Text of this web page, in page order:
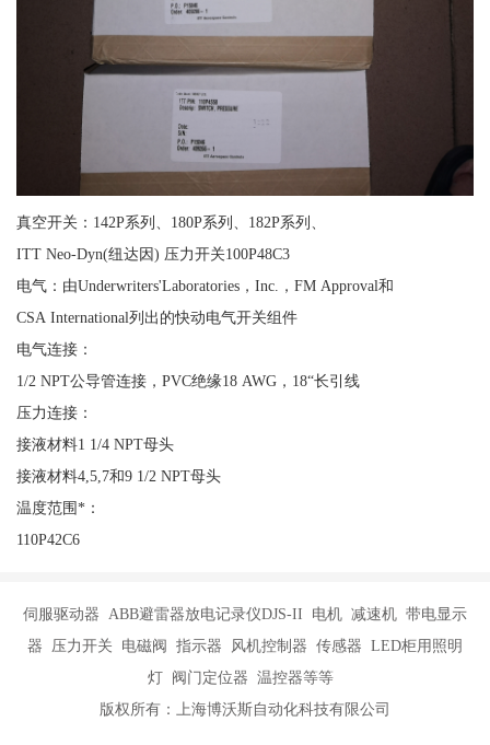
真空开关：142P系列、180P系列、182P系列、
ITT Neo-Dyn(纽达因) 压力开关100P48C3
电气：由Underwriters'Laboratories，Inc.，FM Approval和
CSA International列出的快动电气开关组件
电气连接：
1/2 NPT公导管连接，PVC绝缘18 AWG，18“长引线
压力连接：
接液材料1 1/4 NPT母头
接液材料4,5,7和9 1/2 NPT母头
温度范围*：
110P42C6
伺服驱动器 ABB避雷器放电记录仪DJS-II 电机 减速机 带电显示
器 压力开关 电磁阀 指示器 风机控制器 传感器 LED柜用照明
灯 阀门定位器 温控器等等
版权所有：上海博沃斯自动化科技有限公司